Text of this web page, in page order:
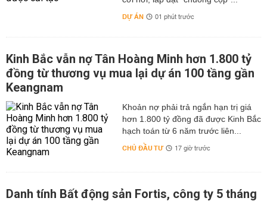
DỰ ÁN 01 phút trước
Kinh Bắc vẫn nợ Tân Hoàng Minh hơn 1.800 tỷ
đồng từ thương vụ mua lại dự án 100 tầng gần
Keangnam
hơn 1.800 tỷ đồng đã được Kinh Bắc
hạch toán từ 6 năm trước liên...
CHỦ ĐẦU TƯ 17 giờ trước
Danh tính Bất động sản Fortis, công ty 5 tháng